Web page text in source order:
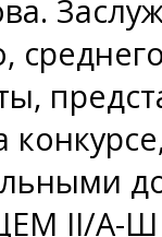
II/А-Ш